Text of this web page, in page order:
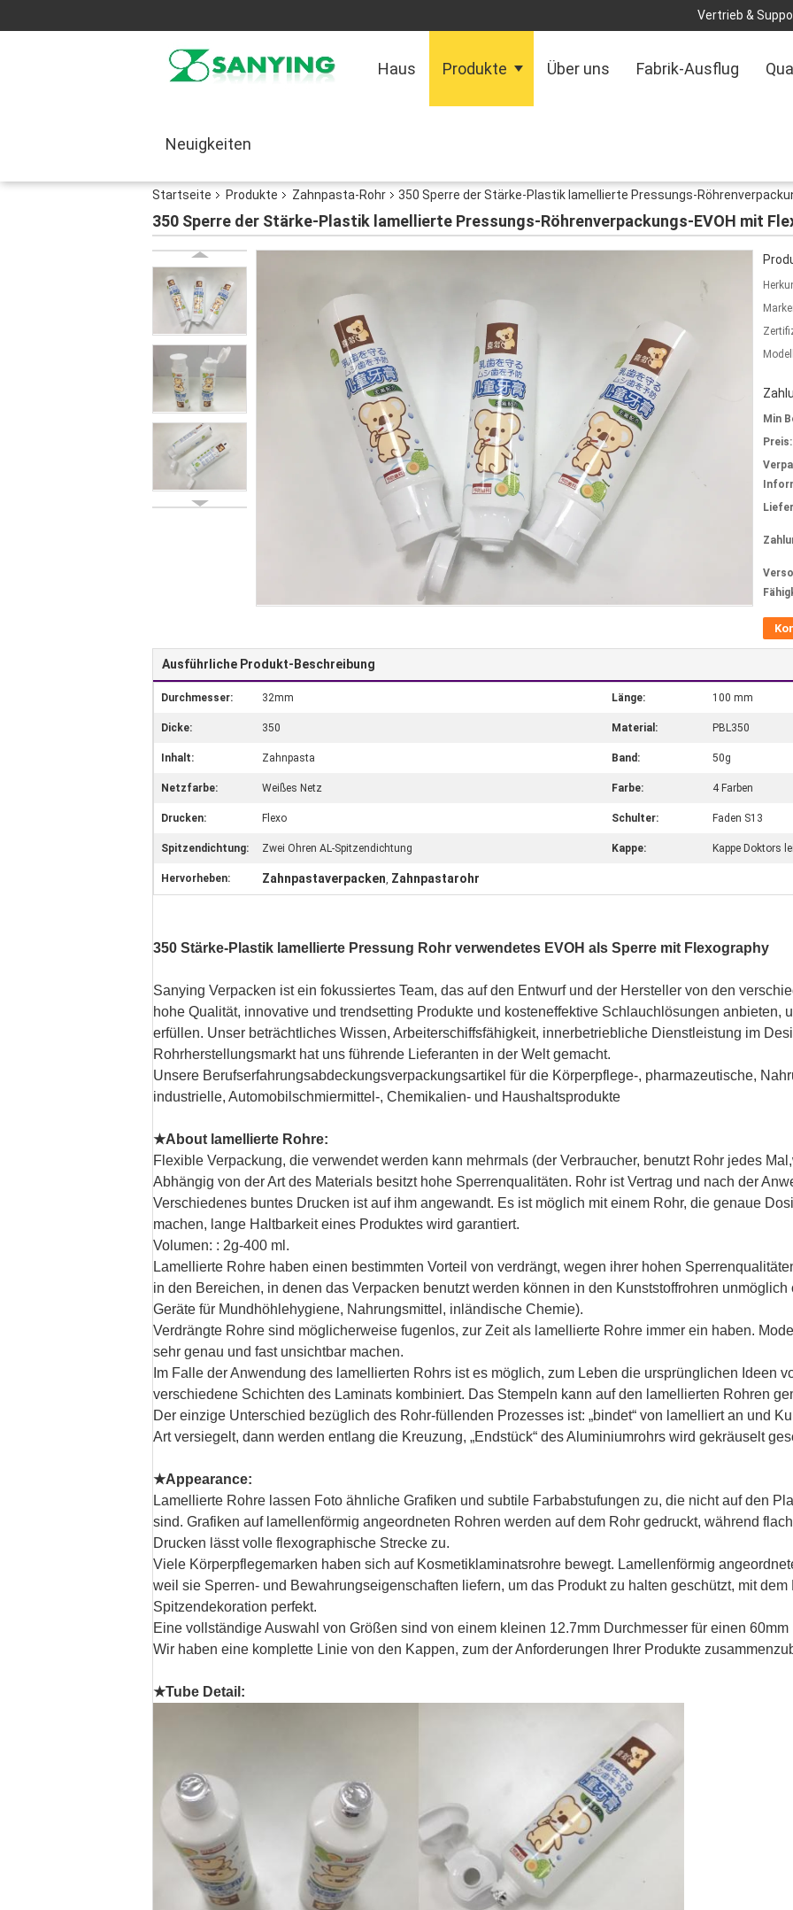
Vertrieb &
Haus Produkte Über uns Fabrik-Ausflug
Neuigkeiten
Startseite Produkte Zahnpasta-Rohr 350 Sperre der Stärke-Plastik lamellierte Pressungs-
350 Sperre der Stärke-Plastik lamellierte Pressungs-Röhrenverpackungs-EVOH mit
Min
Preis:
Ausführliche Produkt-Beschreibung
Durchmesser: 32mm Länge: 100 mm
Dicke: 350 Material: PBL350
Inhalt: Zahnpasta Band: 50g
Netzfarbe: Weißes Netz Farbe: 4 Farben
Drucken: Flexo Schulter: Faden S13
Spitzendichtung: Zwei Ohren AL-Spitzendichtung Kappe: Kappe Doktors
Hervorheben: Zahnpastaverpacken, Zahnpastarohr
350 Stärke-Plastik lamellierte Pressung Rohr verwendetes EVOH als Sperre mit Flexography
Sanying Verpacken ist ein fokussiertes Team, das auf den Entwurf und der Hersteller von den
hohe Qualität, innovative und trendsetting Produkte und kosteneffektive Schlauchlösungen anbieten,
erfüllen. Unser beträchtliches Wissen, Arbeiterschiffsfähigkeit, innerbetriebliche Dienstleistung im
Rohrherstellungsmarkt hat uns führende Lieferanten in der Welt gemacht.
Unsere Berufserfahrungsabdeckungsverpackungsartikel für die Körperpflege-, pharmazeutische,
industrielle, Automobilschmiermittel-, Chemikalien- und Haushaltsprodukte
★About lamellierte Rohre:
Flexible Verpackung, die verwendet werden kann mehrmals (der Verbraucher, benutzt Rohr jedes
Abhängig von der Art des Materials besitzt hohe Sperrenqualitäten. Rohr ist Vertrag und nach der
Verschiedenes buntes Drucken ist auf ihm angewandt. Es ist möglich mit einem Rohr, die genaue
machen, lange Haltbarkeit eines Produktes wird garantiert.
Volumen: : 2g-400 ml.
Lamellierte Rohre haben einen bestimmten Vorteil von verdrängt, wegen ihrer hohen
in den Bereichen, in denen das Verpacken benutzt werden können in den Kunststoffrohren
Geräte für Mundhöhlehygiene, Nahrungsmittel, inländische Chemie).
Verdrängte Rohre sind möglicherweise fugenlos, zur Zeit als lamellierte Rohre immer ein haben.
sehr genau und fast unsichtbar machen.
Im Falle der Anwendung des lamellierten Rohrs ist es möglich, zum Leben die ursprünglichen Ideen
verschiedene Schichten des Laminats kombiniert. Das Stempeln kann auf den lamellierten Rohren
Der einzige Unterschied bezüglich des Rohr-füllenden Prozesses ist: „bindet“ von lamelliert an und
Art versiegelt, dann werden entlang die Kreuzung, „Endstück“ des Aluminiumrohrs wird gekräuselt
★Appearance:
Lamellierte Rohre lassen Foto ähnliche Grafiken und subtile Farbabstufungen zu, die nicht auf den
sind. Grafiken auf lamellenförmig angeordneten Rohren werden auf dem Rohr gedruckt, während
Drucken lässt volle flexographische Strecke zu.
Viele Körperpflegemarken haben sich auf Kosmetiklaminatsrohre bewegt. Lamellenförmig
weil sie Sperren- und Bewahrungseigenschaften liefern, um das Produkt zu halten geschützt, mit
Spitzendekoration perfekt.
Eine vollständige Auswahl von Größen sind von einem kleinen 12.7mm Durchmesser für einen 60mm
Wir haben eine komplette Linie von den Kappen, zum der Anforderungen Ihrer Produkte
★Tube Detail: